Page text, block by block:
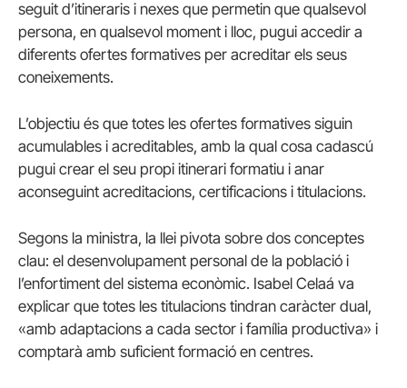
seguit d’itineraris i nexes que permetin que qualsevol
persona, en qualsevol moment i lloc, pugui accedir a
diferents ofertes formatives per acreditar els seus
coneixements.
L’objectiu és que totes les ofertes formatives siguin
acumulables i acreditables, amb la qual cosa cadascú
pugui crear el seu propi itinerari formatiu i anar
aconseguint acreditacions, certificacions i titulacions.
Segons la ministra, la llei pivota sobre dos conceptes
clau: el desenvolupament personal de la població i
l’enfortiment del sistema econòmic. Isabel Celaá va
explicar que totes les titulacions tindran caràcter dual,
«amb adaptacions a cada sector i família productiva» i
comptarà amb suficient formació en centres.